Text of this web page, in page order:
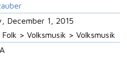
December 1, 2015
Folk > Volksmusik > Volksmusik